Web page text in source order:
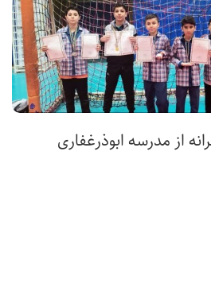
از مدرسه ابوذرغفاری